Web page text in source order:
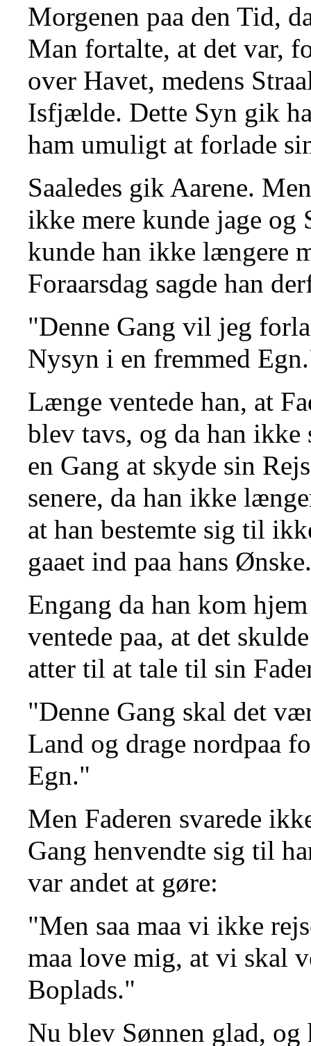
Morgenen paa den Tid,
Man fortalte, at det var,
over Havet, medens
Isfjælde. Dette Syn gik
ham umuligt at forlade
Saaledes gik Aarene.
ikke mere kunde jage og
kunde han ikke længere
Foraarsdag sagde han
"Denne Gang vil jeg
Nysyn i en fremmed
Længe ventede han, at
blev tavs, og da han ikke
en Gang at skyde sin
senere, da han ikke
at han bestemte sig til
gaaet ind paa hans Ønske.
Engang da han kom
ventede paa, at det
atter til at tale til sin
"Denne Gang skal det
Land og drage nordpaa
Egn."
Men Faderen svarede
Gang henvendte sig til
var andet at gøre:
"Men saa maa vi ikke
maa love mig, at vi skal
Boplads."
Nu blev Sønnen glad,